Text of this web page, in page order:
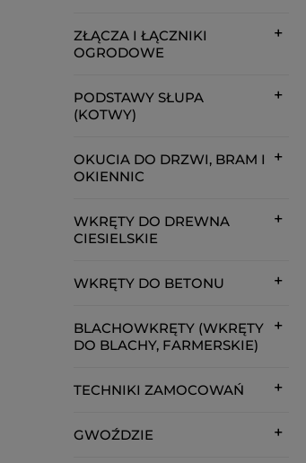
ZŁĄCZA I ŁĄCZNIKI
OGRODOWE
PODSTAWY SŁUPA
(KOTWY)
OKUCIA DO DRZWI, BRAM I
OKIENNIC
WKRĘTY DO DREWNA
CIESIELSKIE
WKRĘTY DO BETONU
BLACHOWKRĘTY (WKRĘTY
DO BLACHY, FARMERSKIE)
TECHNIKI ZAMOCOWAŃ
GWOŹDZIE